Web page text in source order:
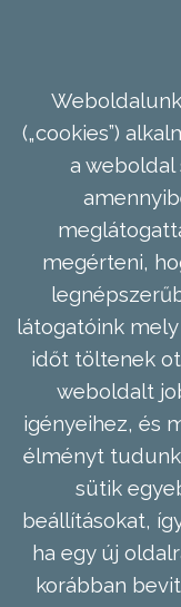
(„cookies”)
a weboldal
megérteni,
látogatóink
időt töltenek
weboldalt
igényeihez, és
élményt tudunk
sütik
beállításokat,
ha egy új
korábban